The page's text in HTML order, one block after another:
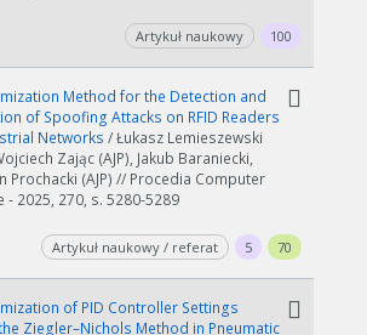
Artykuł naukowy 100
Method for the Detection and
of Spoofing Attacks on RFID Readers
Networks / Łukasz Lemieszewski
Zając (AJP), Jakub Baraniecki,
Prochacki (AJP) // Procedia Computer
- 2025, 270, s. 5280-5289
Artykuł naukowy / referat 5 70
of PID Controller Settings
Ziegler–Nichols Method in Pneumatic